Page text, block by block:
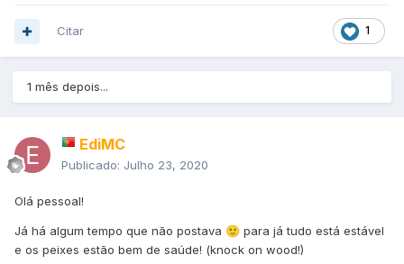
1
Citar
1 mês depois...
EdiMC
Publicado: Julho 23, 2020
Olá pessoal!
Já há algum tempo que não postava 🙂 para já tudo está estável
e os peixes estão bem de saúde! (knock on wood!)